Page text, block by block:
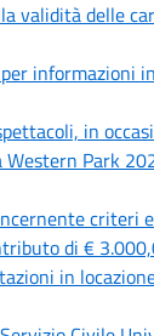
validità delle
informazioni
in
Western Park
criteri
di €
in